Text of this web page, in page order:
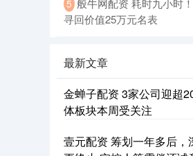
5 般牛网配资 耗时九小时
寻回价值25万元名表
最新文章
金蝉子配资 3家公司迎超
体板块本周受关注
壹元配资 筹划一年多后，